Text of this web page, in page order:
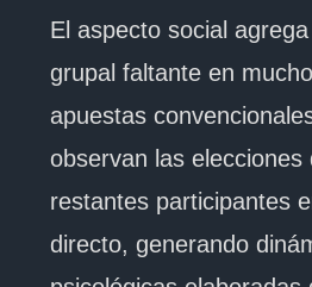
El aspecto social
grupal faltante en
apuestas
observan las elecciones
restantes participantes
directo, generando